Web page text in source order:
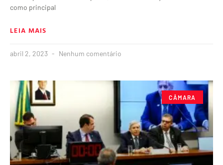
como principal
LEIA MAIS
abril 2, 2023 Nenhum comentário
CÂMARA